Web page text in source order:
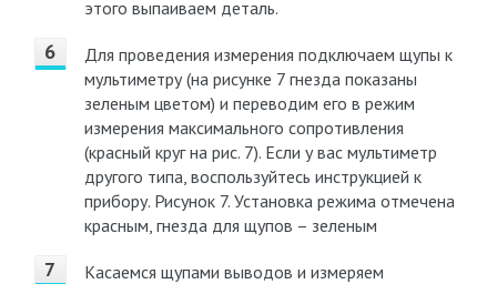
этого выпаиваем деталь.
Для проведения измерения подключаем щупы к
мультиметру (на рисунке 7 гнезда показаны
зеленым цветом) и переводим его в режим
измерения максимального сопротивления
(красный круг на рис. 7). Если у вас мультиметр
другого типа, воспользуйтесь инструкцией к
прибору. Рисунок 7. Установка режима отмечена
красным, гнезда для щупов – зеленым
Касаемся щупами выводов и измеряем